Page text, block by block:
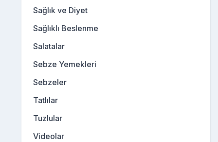
Sağlık ve Diyet
Sağlıklı Beslenme
Salatalar
Sebze Yemekleri
Sebzeler
Tatlılar
Tuzlular
Videolar